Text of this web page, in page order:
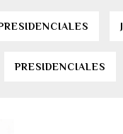
PRESIDENCIALES